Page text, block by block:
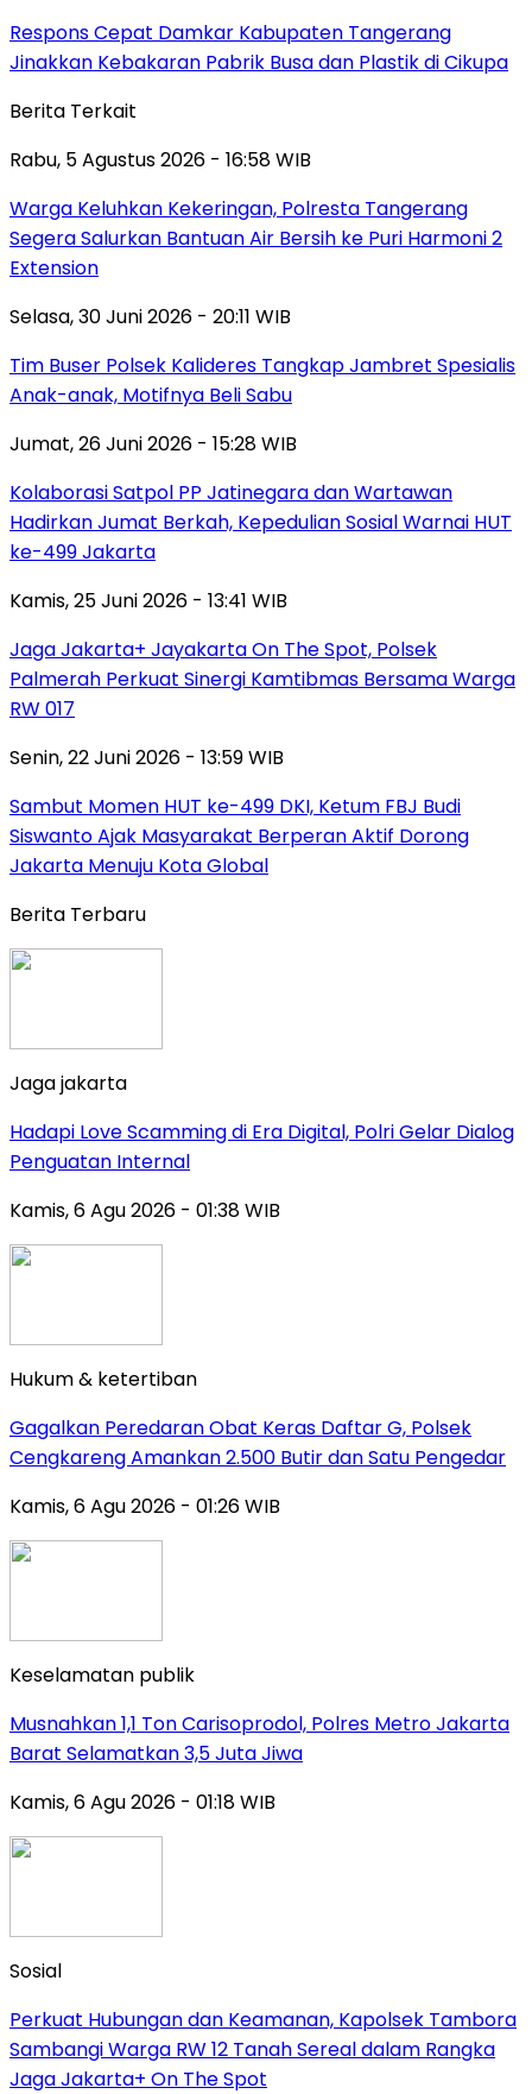
Respons Cepat Damkar Kabupaten Tangerang
Jinakkan Kebakaran Pabrik Busa dan Plastik di Cikupa
Berita Terkait
Rabu, 5 Agustus 2026 - 16:58 WIB
Warga Keluhkan Kekeringan, Polresta Tangerang
Segera Salurkan Bantuan Air Bersih ke Puri Harmoni 2
Extension
Selasa, 30 Juni 2026 - 20:11 WIB
Tim Buser Polsek Kalideres Tangkap Jambret Spesialis
Anak-anak, Motifnya Beli Sabu
Jumat, 26 Juni 2026 - 15:28 WIB
Kolaborasi Satpol PP Jatinegara dan Wartawan
Hadirkan Jumat Berkah, Kepedulian Sosial Warnai HUT
ke-499 Jakarta
Kamis, 25 Juni 2026 - 13:41 WIB
Jaga Jakarta+ Jayakarta On The Spot, Polsek
Palmerah Perkuat Sinergi Kamtibmas Bersama Warga
RW 017
Senin, 22 Juni 2026 - 13:59 WIB
Sambut Momen HUT ke-499 DKI, Ketum FBJ Budi
Siswanto Ajak Masyarakat Berperan Aktif Dorong
Jakarta Menuju Kota Global
Berita Terbaru
Jaga jakarta
Hadapi Love Scamming di Era Digital, Polri Gelar Dialog
Penguatan Internal
Kamis, 6 Agu 2026 - 01:38 WIB
Hukum & ketertiban
Gagalkan Peredaran Obat Keras Daftar G, Polsek
Cengkareng Amankan 2.500 Butir dan Satu Pengedar
Kamis, 6 Agu 2026 - 01:26 WIB
Keselamatan publik
Musnahkan 1,1 Ton Carisoprodol, Polres Metro Jakarta
Barat Selamatkan 3,5 Juta Jiwa
Kamis, 6 Agu 2026 - 01:18 WIB
Sosial
Perkuat Hubungan dan Keamanan, Kapolsek Tambora
Sambangi Warga RW 12 Tanah Sereal dalam Rangka
Jaga Jakarta+ On The Spot